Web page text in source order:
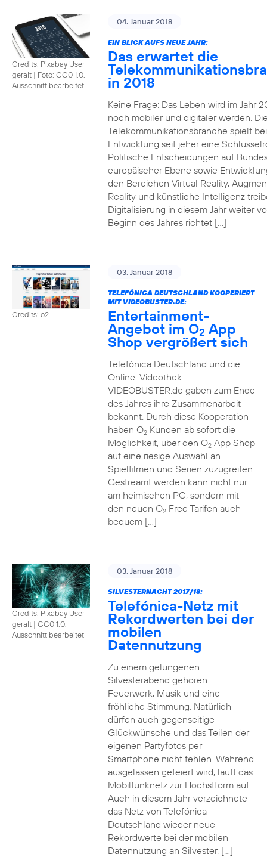
Credits: Pixabay User
geralt | Foto: CC0 1.0,
Ausschnitt bearbeitet
04. Januar 2018
EIN BLICK AUFS NEUE JAHR:
Das erwartet die
in 2018
Keine Frage: Das Leben wird im Jahr
noch mobiler und digitaler werden.
Telekommunikationsbranche spielt
Entwicklung seit jeher eine
Politische Entscheidungen auf
europäischer Ebene sowie
den Bereichen Virtual Reality,
Reality und künstliche Intelligenz
Digitalisierung in diesem Jahr weiter
Beginn des Jahres richtet […]
Credits: o2
03. Januar 2018
TELEFÓNICA DEUTSCHLAND KOOPERIERT
MIT VIDEOBUSTER.DE:
Entertainment-
Angebot im O2 App
Shop vergrößert sich
Telefónica Deutschland und die
Online-Videothek
VIDEOBUSTER.de gaben zum Ende
des Jahres ihre Zusammenarbeit
bekannt. Durch diese Kooperation
haben O2Kunden ab sofort die
Möglichkeit, über den O2App Shop
auf eine riesige Auswahl an
Spielfilmen und Serien zuzugreifen.
Gestreamt werden kann nicht nur
am heimischen PC, sondern mit
den neuen O2Free Tarifen auch
bequem […]
Credits: Pixabay User
geralt | CC0 1.0,
Ausschnitt bearbeitet
03. Januar 2018
SILVESTERNACHT 2017/18:
Telefónica-Netz mit
Rekordwerten bei der
mobilen
Datennutzung
Zu einem gelungenen
Silvesterabend gehören
Feuerwerk, Musik und eine
fröhliche Stimmung. Natürlich
dürfen auch gegenseitige
Glückwünsche und das Teilen der
eigenen Partyfotos per
Smartphone nicht fehlen. Während
ausgelassen gefeiert wird, läuft das
Mobilfunknetz zur Höchstform auf.
Auch in diesem Jahr verzeichnete
das Netz von Telefónica
Deutschland wieder neue
Rekordwerte bei der mobilen
Datennutzung an Silvester. […]